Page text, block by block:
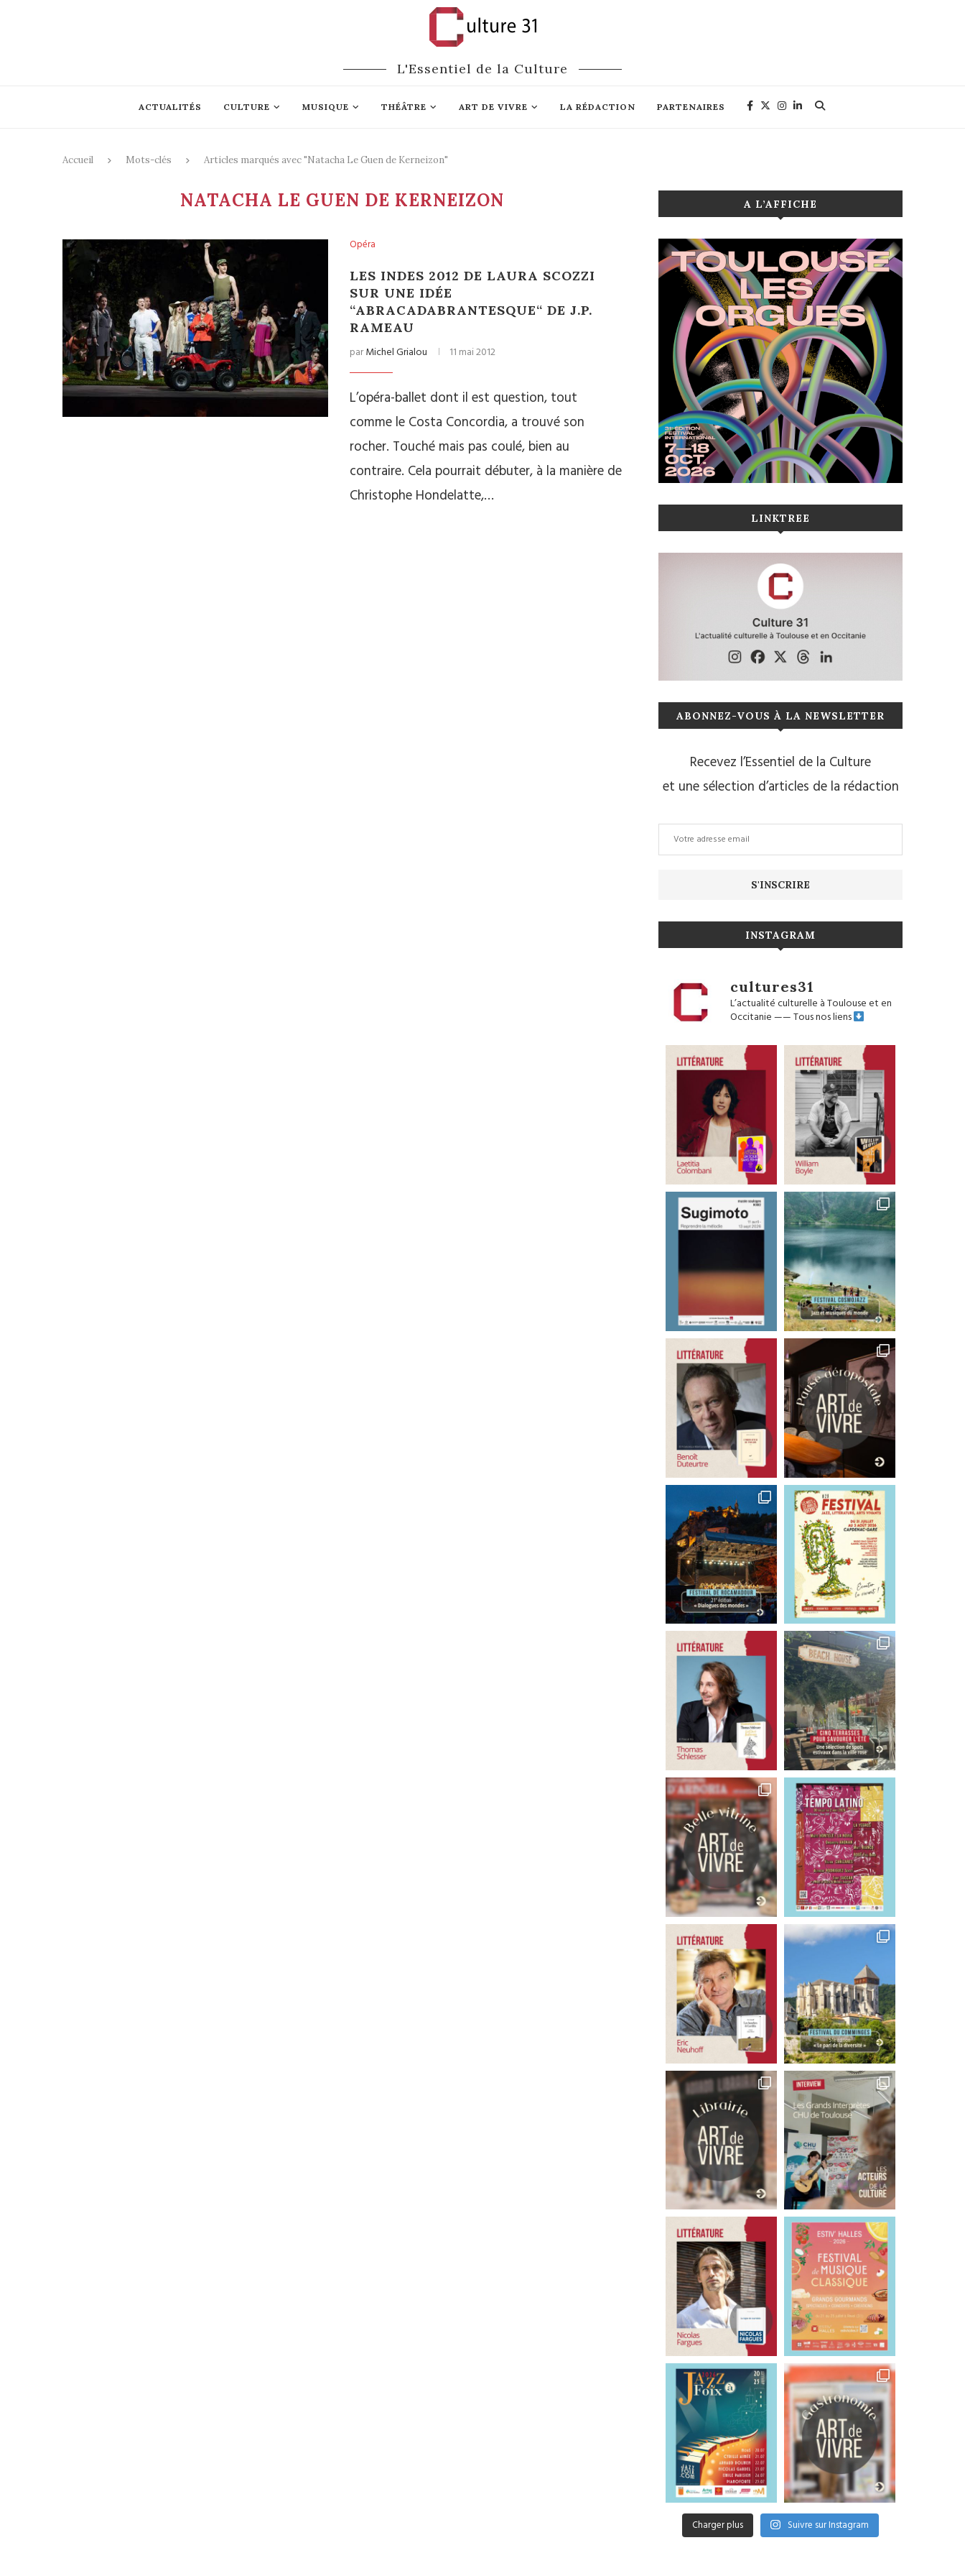
L'Essentiel de la Culture
ACTUALITÉS CULTURE MUSIQUE THÉÂTRE ART DE VIVRE LA RÉDACTION PARTENAIRES
Accueil Mots-clés Articles marqués avec "Natacha Le Guen de Kerneizon"
NATACHA LE GUEN DE KERNEIZON
Opéra
LES INDES 2012 DE LAURA SCOZZI
SUR UNE IDÉE
“ABRACADABRANTESQUE“ DE J.P.
RAMEAU
parMichel Grialou 11 mai 2012
L’opéra-ballet dont il est question, tout
comme le Costa Concordia, a trouvé son
rocher. Touché mais pas coulé, bien au
contraire. Cela pourrait débuter, à la manière de
Christophe Hondelatte,…
A L’AFFICHE
LINKTREE
ABONNEZ-VOUS À LA NEWSLETTER
Recevez l’Essentiel de la Culture
et une sélection d’articles de la rédaction
INSTAGRAM
cultures31
L’actualité culturelle à Toulouse et en
Occitanie——Tous nos liens
Charger plus Suivre sur Instagram